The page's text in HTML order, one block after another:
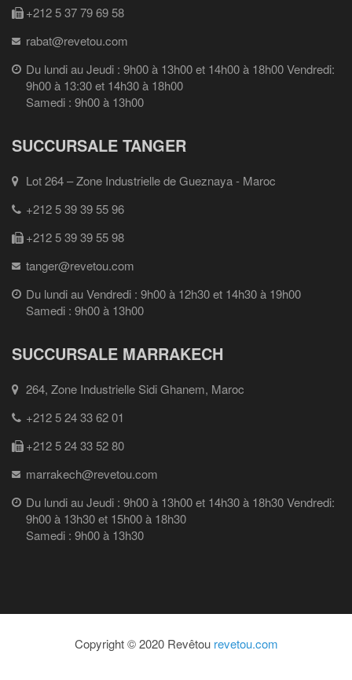
+212 5 37 79 69 58
rabat@revetou.com
Du lundi au Jeudi : 9h00 à 13h00 et 14h00 à 18h00 Vendredi:
9h00 à 13:30 et 14h30 à 18h00
Samedi : 9h00 à 13h00
SUCCURSALE TANGER
Lot 264 – Zone Industrielle de Gueznaya - Maroc
+212 5 39 39 55 96
+212 5 39 39 55 98
tanger@revetou.com
Du lundi au Vendredi : 9h00 à 12h30 et 14h30 à 19h00
Samedi : 9h00 à 13h00
SUCCURSALE MARRAKECH
264, Zone Industrielle Sidi Ghanem, Maroc
+212 5 24 33 62 01
+212 5 24 33 52 80
marrakech@revetou.com
Du lundi au Jeudi : 9h00 à 13h00 et 14h30 à 18h30 Vendredi:
9h00 à 13h30 et 15h00 à 18h30
Samedi : 9h00 à 13h30
Copyright © 2020 Revêtou revetou.com